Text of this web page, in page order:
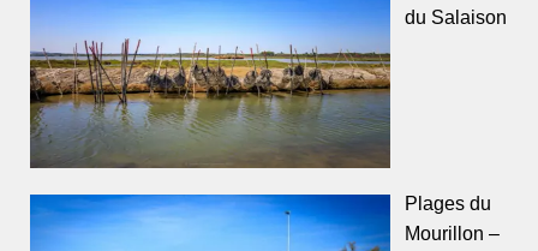
du Salaison
Plages du
Mourillon –